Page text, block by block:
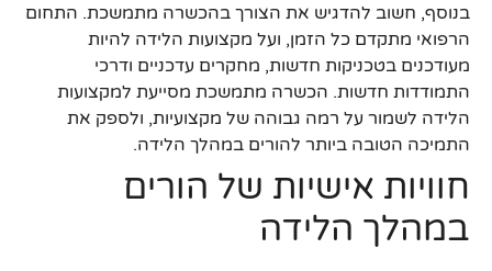
בנוסף, חשוב להדגיש את הצורך בהכשרה מתמשכת. התחום
הרפואי מתקדם כל הזמן, ועל מקצועות הלידה להיות
מעודכנים בטכניקות חדשות, מחקרים עדכניים ודרכי
התמודדות חדשות. הכשרה מתמשכת מסייעת למקצועות
הלידה לשמור על רמה גבוהה של מקצועיות, ולספק את
התמיכה הטובה ביותר להורים במהלך הלידה.
חוויות אישיות של הורים
במהלך הלידה